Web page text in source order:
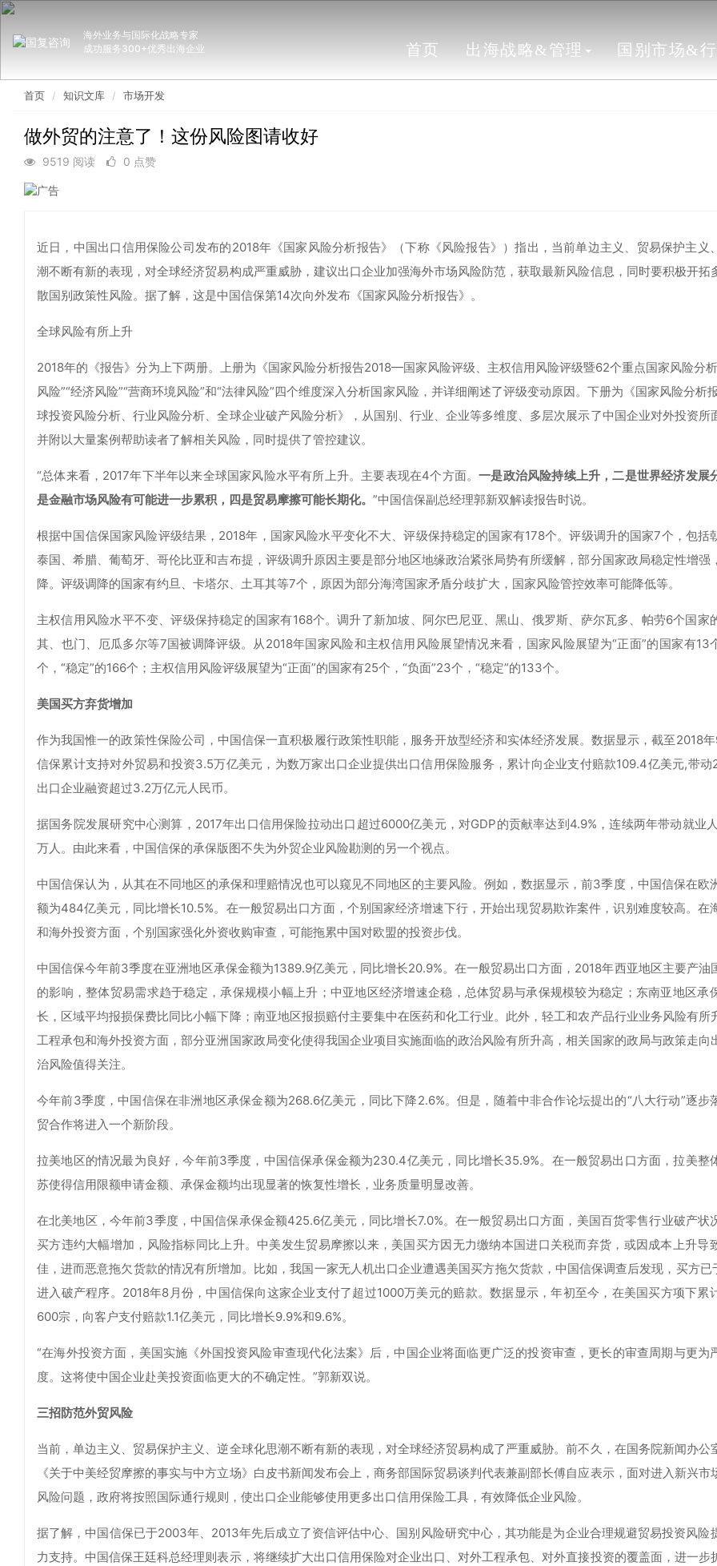
海外业务与国际化战略专家
成功服务300+优秀出海企业
首页 出海战略&管理 国别市场&
首页 知识文库 市场开发
做外贸的注意了！这份风险图请收好
9519 阅读 0 点赞
近日，中国出口信用保险公司发布的2018年《国家风险分析报告》（下称《风险报告》）指出，当前单边主义、贸易保护主义
潮不断有新的表现，对全球经济贸易构成严重威胁，建议出口企业加强海外市场风险防范，获取最新风险信息，同时要积极开拓
散国别政策性风险。据了解，这是中国信保第14次向外发布《国家风险分析报告》。
全球风险有所上升
2018年的《报告》分为上下两册。上册为《国家风险分析报告2018—国家风险评级、主权信用风险评级暨62个重点国家风险分
风险”“经济风险”“营商环境风险”和“法律风险”四个维度深入分析国家风险，并详细阐述了评级变动原因。下册为《国家风险分
球投资风险分析、行业风险分析、全球企业破产风险分析》，从国别、行业、企业等多维度、多层次展示了中国企业对外投资所
并附以大量案例帮助读者了解相关风险，同时提供了管控建议。
“总体来看，2017年下半年以来全球国家风险水平有所上升。主要表现在4个方面。一是政治风险持续上升，二是世界经济发展
是金融市场风险有可能进一步累积，四是贸易摩擦可能长期化。 ”中国信保副总经理郭新双解读报告时说。
根据中国信保国家风险评级结果，2018年，国家风险水平变化不大、评级保持稳定的国家有178个。评级调升的国家7个，包括
泰国、希腊、葡萄牙、哥伦比亚和吉布提，评级调升原因主要是部分地区地缘政治紧张局势有所缓解，部分国家政局稳定性增强
降。评级调降的国家有约旦、卡塔尔、土耳其等7个，原因为部分海湾国家矛盾分歧扩大，国家风险管控效率可能降低等。
主权信用风险水平不变、评级保持稳定的国家有168个。调升了新加坡、阿尔巴尼亚、黑山、俄罗斯、萨尔瓦多、帕劳6个国家
其、也门、厄瓜多尔等7国被调降评级。从2018年国家风险和主权信用风险展望情况来看，国家风险展望为“正面”的国家有13
个，“稳定”的166个；主权信用风险评级展望为“正面”的国家有25个，“负面”23个，“稳定”的133个。
美国买方弃货增加
作为我国惟一的政策性保险公司，中国信保一直积极履行政策性职能，服务开放型经济和实体经济发展。数据显示，截至2018
信保累计支持对外贸易和投资3.5万亿美元，为数万家出口企业提供出口信用保险服务，累计向企业支付赔款109.4亿美元,带动
出口企业融资超过3.2万亿元人民币。
据国务院发展研究中心测算，2017年出口信用保险拉动出口超过6000亿美元，对GDP的贡献率达到4.9%，连续两年带动就业
万人。由此来看，中国信保的承保版图不失为外贸企业风险勘测的另一个视点。
中国信保认为，从其在不同地区的承保和理赔情况也可以窥见不同地区的主要风险。例如，数据显示，前3季度，中国信保在欧
额为484亿美元，同比增长10.5%。在一般贸易出口方面，个别国家经济增速下行，开始出现贸易欺诈案件，识别难度较高。在
和海外投资方面，个别国家强化外资收购审查，可能拖累中国对欧盟的投资步伐。
中国信保今年前3季度在亚洲地区承保金额为1389.9亿美元，同比增长20.9%。在一般贸易出口方面，2018年西亚地区主要产油
的影响，整体贸易需求趋于稳定，承保规模小幅上升；中亚地区经济增速企稳，总体贸易与承保规模较为稳定；东南亚地区承
长，区域平均报损保费比同比小幅下降；南亚地区报损赔付主要集中在医药和化工行业。此外，轻工和农产品行业业务风险有所
工程承包和海外投资方面，部分亚洲国家政局变化使得我国企业项目实施面临的政治风险有所升高，相关国家的政局与政策走向
治风险值得关注。
今年前3季度，中国信保在非洲地区承保金额为268.6亿美元，同比下降2.6%。但是，随着中非合作论坛提出的“八大行动”逐步
贸合作将进入一个新阶段。
拉美地区的情况最为良好，今年前3季度，中国信保承保金额为230.4亿美元，同比增长35.9%。在一般贸易出口方面，拉美整
苏使得信用限额申请金额、承保金额均出现显著的恢复性增长，业务质量明显改善。
在北美地区，今年前3季度，中国信保承保金额425.6亿美元，同比增长7.0%。在一般贸易出口方面，美国百货零售行业破产状
买方违约大幅增加，风险指标同比上升。中美发生贸易摩擦以来，美国买方因无力缴纳本国进口关税而弃货，或因成本上升导
佳，进而恶意拖欠货款的情况有所增加。比如，我国一家无人机出口企业遭遇美国买方拖欠货款，中国信保调查后发现，买方已
进入破产程序。2018年8月份，中国信保向这家企业支付了超过1000万美元的赔款。数据显示，年初至今，在美国买方项下累
600宗，向客户支付赔款1.1亿美元，同比增长9.9%和9.6%。
“在海外投资方面，美国实施《外国投资风险审查现代化法案》后，中国企业将面临更广泛的投资审查，更长的审查周期与更为
度。这将使中国企业赴美投资面临更大的不确定性。”郭新双说。
三招防范外贸风险
当前，单边主义、贸易保护主义、逆全球化思潮不断有新的表现，对全球经济贸易构成了严重威胁。前不久，在国务院新闻办公
《关于中美经贸摩擦的事实与中方立场》白皮书新闻发布会上，商务部国际贸易谈判代表兼副部长傅自应表示，面对进入新兴市
风险问题，政府将按照国际通行规则，使出口企业能够使用更多出口信用保险工具，有效降低企业风险。
据了解，中国信保已于2003年、2013年先后成立了资信评估中心、国别风险研究中心，其功能是为企业合理规避贸易投资风险
力支持。中国信保王廷科总经理则表示，将继续扩大出口信用保险对企业出口、对外工程承包、对外直接投资的覆盖面，进一步